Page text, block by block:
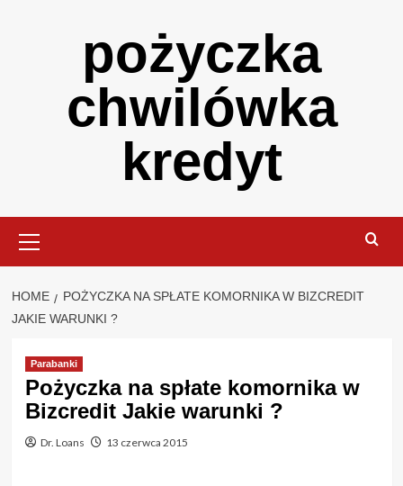
pożyczka
chwilówka
kredyt
Menu
HOME
POŻYCZKA NA SPŁATE KOMORNIKA W BIZCREDIT
JAKIE WARUNKI ?
Parabanki
Pożyczka na spłate komornika w
Bizcredit Jakie warunki ?
Dr. Loans 13 czerwca 2015